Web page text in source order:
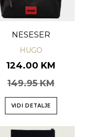
NESESER
HUGO
124.00 KM
149.95 KM
VIDI DETALJE